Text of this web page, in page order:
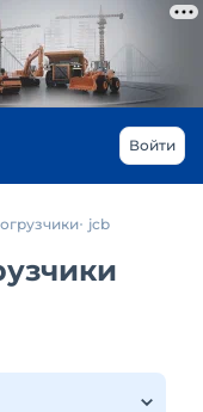
Войти
jcb